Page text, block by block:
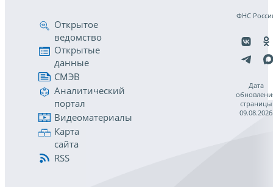
Открытое
ведомство
Открытые
данные
СМЭВ
Аналитический
портал
Видеоматериалы
Карта
сайта
RSS
ФНС
Дата
страницы
09.08.2026